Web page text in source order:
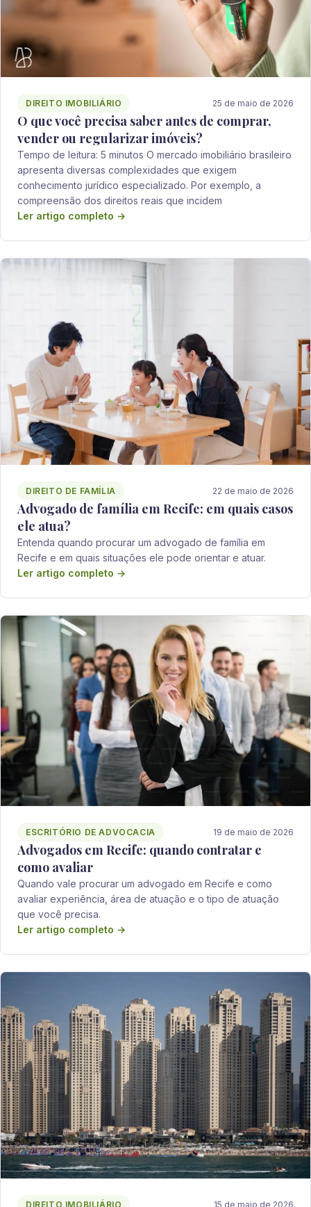
DIREITO IMOBILIÁRIO 25 de maio de 2026
O que você precisa saber antes de comprar,
vender ou regularizar imóveis?
Tempo de leitura: 5 minutos O mercado imobiliário brasileiro
apresenta diversas complexidades que exigem
conhecimento jurídico especializado. Por exemplo, a
compreensão dos direitos reais que incidem
Ler artigo completo →
DIREITO DE FAMÍLIA 22 de maio de 2026
Advogado de família em Recife: em quais casos
ele atua?
Entenda quando procurar um advogado de família em
Recife e em quais situações ele pode orientar e atuar.
Ler artigo completo →
ESCRITÓRIO DE ADVOCACIA 19 de maio de 2026
Advogados em Recife: quando contratar e
como avaliar
Quando vale procurar um advogado em Recife e como
avaliar experiência, área de atuação e o tipo de atuação
que você precisa.
Ler artigo completo →
DIREITO IMOBILIÁRIO 15 de maio de 2026